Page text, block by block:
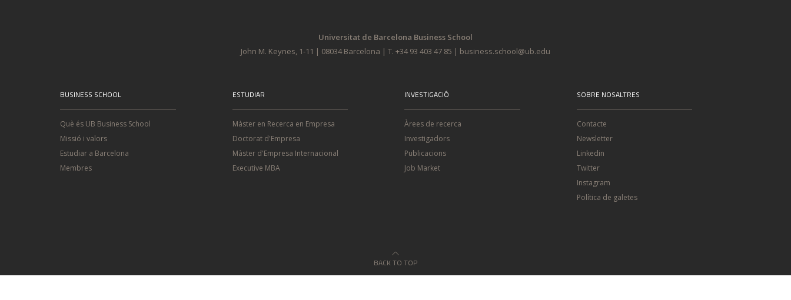
Universitat de Barcelona Business School
John M. Keynes, 1-11 | 08034 Barcelona | T. +34 93 403 47 85 | business.school@ub.edu
BUSINESS SCHOOL
Què és UB Business School
Missió i valors
Estudiar a Barcelona
Membres
ESTUDIAR
Màster en Recerca en Empresa
Doctorat d'Empresa
Màster d'Empresa Internacional
Executive MBA
INVESTIGACIÓ
Àrees de recerca
Investigadors
Publicacions
Job Market
SOBRE NOSALTRES
Contacte
Newsletter
Linkedin
Twitter
Instagram
Política de galetes
BACK TO TOP